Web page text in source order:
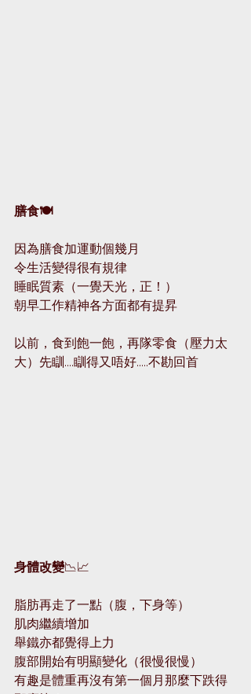
膳食🍽
因為膳食加運動個幾月
令生活變得很有規律
睡眠質素（一覺天光，正！）
朝早工作精神各方面都有提昇
以前，食到飽一飽，再隊零食（壓力太
大）先瞓....瞓得又唔好.....不勘回首
身體改變📉📈
脂肪再走了一點（腹，下身等）
肌肉繼續增加
舉鐵亦都覺得上力
腹部開始有明顯變化（很慢很慢）
有趣是體重再沒有第一個月那麼下跌得